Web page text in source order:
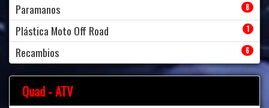
Paramanos 8
Plástica Moto Off Road 1
Recambios 6
Quad - ATV